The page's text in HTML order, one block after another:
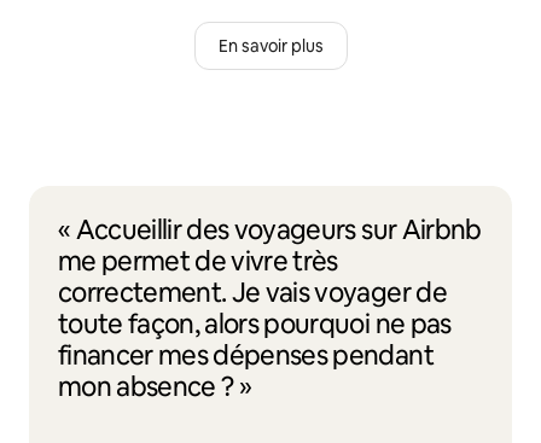
En savoir plus
« Accueillir des voyageurs sur Airbnb
me permet de vivre très
correctement. Je vais voyager de
toute façon, alors pourquoi ne pas
financer mes dépenses pendant
mon absence ? »